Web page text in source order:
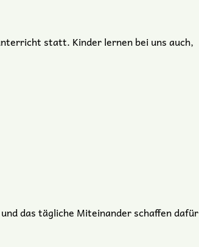
statt. Kinder lernen bei uns auch,
das tägliche Miteinander schaffen dafür